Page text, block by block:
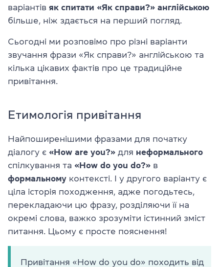
варіантів як спитати «Як справи?» англійською
більше, ніж здається на перший погляд.
Сьогодні ми розповімо про різні варіанти
звучання фрази «Як справи?» англійською та
кілька цікавих фактів про це традиційне
привітання.
Етимологія привітання
Найпоширенішими фразами для початку
діалогу є «How are you?» для неформального
спілкування та «How do you do?» в
формальному контексті. І у другого варіанту є
ціла історія походження, адже погодьтесь,
перекладаючи цю фразу, розділяючи її на
окремі слова, важко зрозуміти істинний зміст
питання. Цьому є просте пояснення!
Привітання «How do you do» походить від